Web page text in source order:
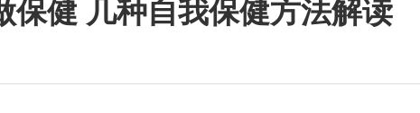
保健 几种自我保健方法解读